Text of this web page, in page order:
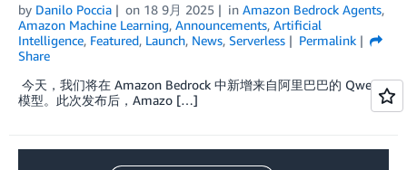
by Danilo Poccia on 18 9月 2025 in Amazon Bedrock Agents,
Amazon Machine Learning, Announcements, Artificial
Intelligence, Featured, Launch, News, Serverless
Permalink
Share
今天，我们将在 Amazon Bedrock 中新增来自阿里巴巴的 Qwen
模型。此次发布后，Amazo […]